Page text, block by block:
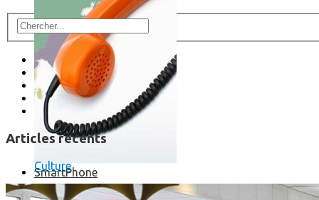
SmartPhone
Articles récents
Culture